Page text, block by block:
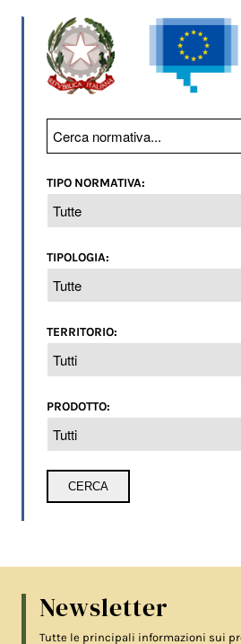
TIPO NORMATIVA:
TIPOLOGIA:
TERRITORIO:
PRODOTTO:
Newsletter
Tutte le principali informazioni sui